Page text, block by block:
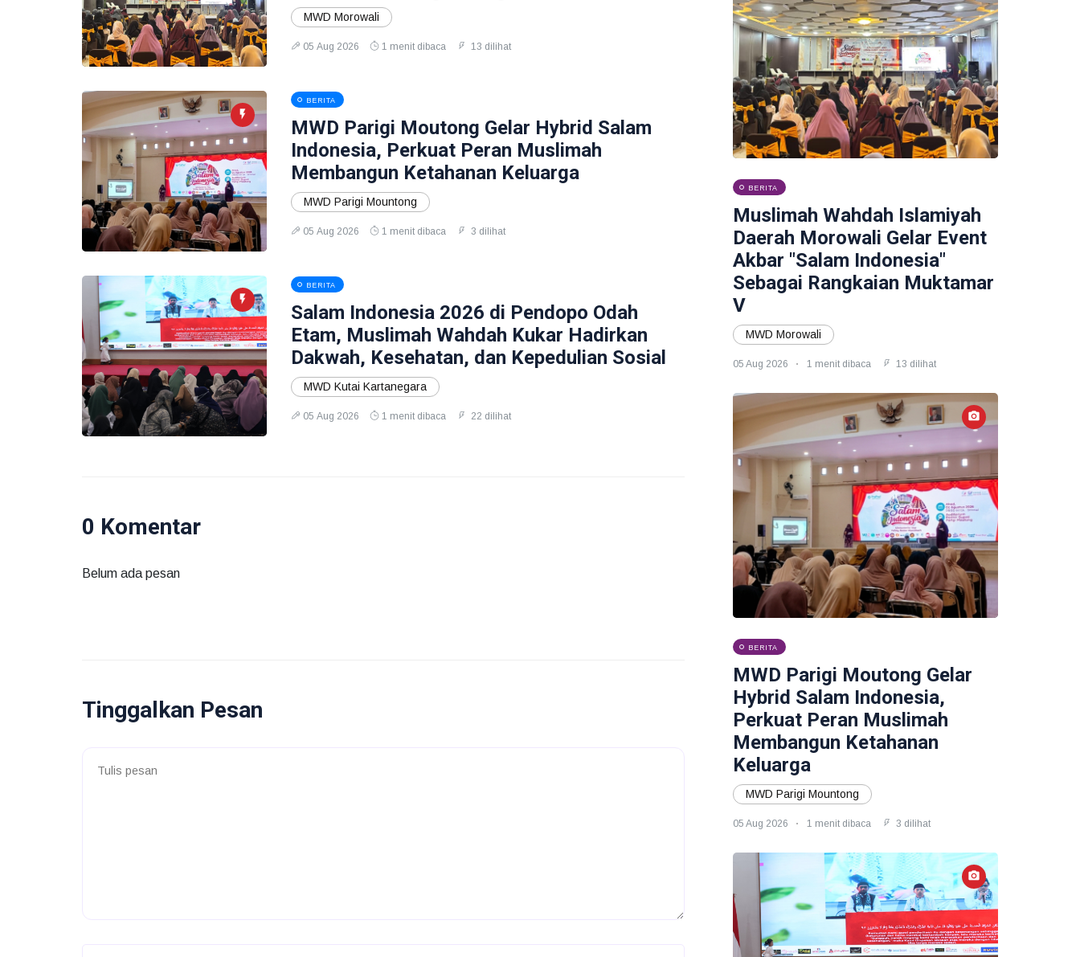
MWD Morowali
05 Aug 2026 1 menit dibaca 13 dilihat
BERITA
MWD Parigi Moutong Gelar Hybrid Salam
Indonesia, Perkuat Peran Muslimah
Membangun Ketahanan Keluarga
MWD Parigi Mountong
05 Aug 2026 1 menit dibaca 3 dilihat
BERITA
Salam Indonesia 2026 di Pendopo Odah
Etam, Muslimah Wahdah Kukar Hadirkan
Dakwah, Kesehatan, dan Kepedulian Sosial
MWD Kutai Kartanegara
05 Aug 2026 1 menit dibaca 22 dilihat
0 Komentar
Belum ada pesan
Tinggalkan Pesan
BERITA
Muslimah Wahdah Islamiyah
Daerah Morowali Gelar Event
Akbar "Salam Indonesia"
Sebagai Rangkaian Muktamar
V
MWD Morowali
05 Aug 2026 1 menit dibaca 13 dilihat
BERITA
MWD Parigi Moutong Gelar
Hybrid Salam Indonesia,
Perkuat Peran Muslimah
Membangun Ketahanan
Keluarga
MWD Parigi Mountong
05 Aug 2026 1 menit dibaca 3 dilihat